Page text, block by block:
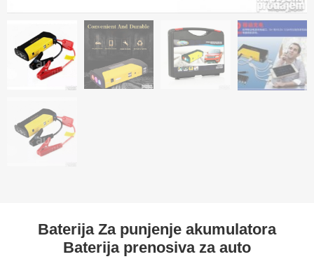
Baterija Za punjenje akumulatora
Baterija prenosiva za auto